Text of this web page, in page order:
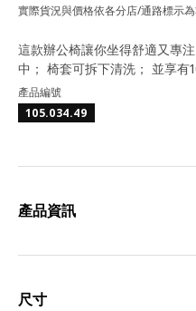
實際貨況與價格依各分店/通路標示
這款辦公椅讓你坐得舒適又專
中； 椅套可拆下清洗； 並享有
產品編號
105.034.49
產品資訊
尺寸